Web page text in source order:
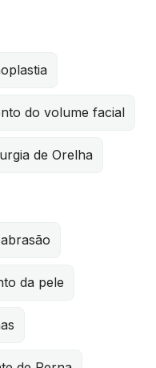
do volume facial
de Orelha
da pele